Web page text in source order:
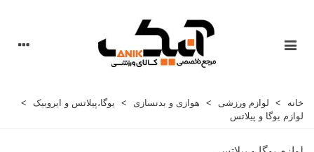
خانه > لوازم ورزشی > هوازی و بدنسازی > یوگا،پیلاتس و ایروبیک
>
لوازم یوگا و پیلاتس